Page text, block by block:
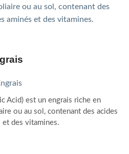
Acid) est un engrais riche en
ou au sol, contenant des acides
et des vitamines.